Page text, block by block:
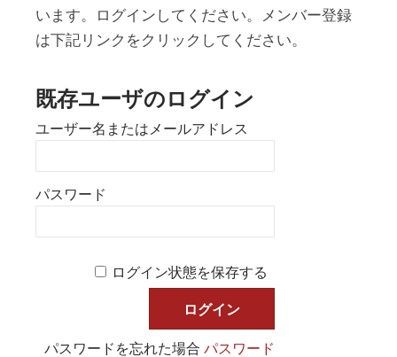
います。ログインしてください。メンバー登録
は下記リンクをクリックしてください。
既存ユーザのログイン
ユーザー名またはメールアドレス
パスワード
ログイン状態を保存する
パスワードを忘れた場合パスワード